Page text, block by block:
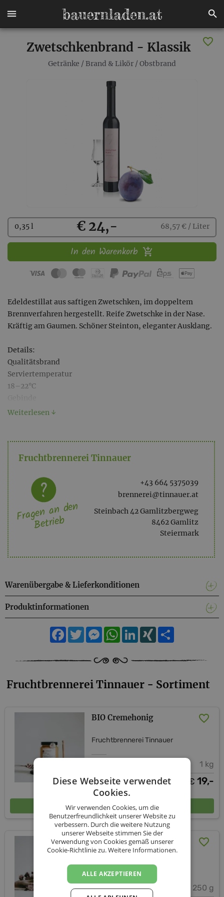
Zwetschkenbrand - Klassik
Getränke / Brand & Likör / Obstbrand
Kaufen
0,35 l € 24,- 68,57 € / Liter
In den Warenkorb
Edeldestillat aus saftigen Zwetschken, im doppeltem
Brennverfahren hergestellt. Reife Zwetschke in der Nase.
Kräftig am Gaumen. Schöner Steinton, eleganter Ausklang.
Details:
Qualitätsbrand
Serviertemperatur
18–22°C
0,35 l-Flasche mit Glasverschluss
Weiterlesen ↓
Fruchtbrennerei Tinnauer
+43 664 5375039
brennerei@tinnauer.at
Steinbach 42 Gamlitzbergweg
8462 Gamlitz
Steiermark
Fragen an den
Betrieb
Warenübergabe & Lieferkonditionen
Produktinformationen
Facebook
TwitterMessengerWhatsApp
LinkedIn
XING
Fruchtbrennerei Tinnauer - Sortiment
BIO Cremehonig
Fruchtbrennerei Tinnauer
1 kg
€ 19,-
In den Warenkorb
BIO Cremehonig
Fruchtbrennerei Tinnauer
250 g
Diese Webseite verwendet
Cookies.
Wir verwenden Cookies, um die
Benutzerfreundlichkeit unserer Website zu
verbessern. Durch die weitere Nutzung
unserer Webseite stimmen Sie der
Verwendung von Cookies gemäß unserer
Cookie-Richtlinie zu.Weitere Informationen.
ALLE AKZEPTIEREN